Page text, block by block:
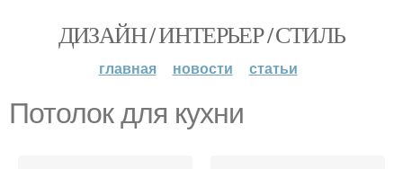
ДИЗАЙН / ИНТЕРЬЕР / СТИЛЬ
главная новости статьи
Потолок для кухни